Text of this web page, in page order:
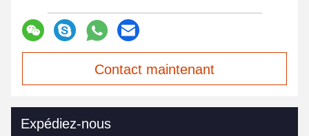
Contact maintenant
Expédiez-nous